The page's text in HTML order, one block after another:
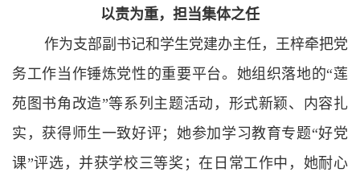
以责为重，担当集体之任
作为支部副书记和学生党建办主任，王梓牵把党
务工作当作锤炼党性的重要平台。她组织落地的“莲
苑图书角改造”等系列主题活动，形式新颖、内容扎
实，获得师生一致好评；她参加学习教育专题“好党
课”评选，并获学校三等奖；在日常工作中，她耐心